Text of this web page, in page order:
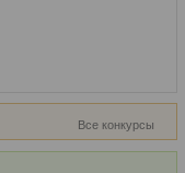
Все конкурсы